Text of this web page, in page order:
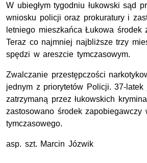
W ubiegłym tygodniu łukowski sąd
wniosku policji oraz prokuratury i
letniego mieszkańca Łukowa środek
Teraz co najmniej najbliższe trzy
spędzi w areszcie tymczasowym.
Zwalczanie przestępczości
jednym z priorytetów Policji. 37-
zatrzymaną przez łukowskich
zastosowano środek zapobiegawczy
tymczasowego.
asp. szt. Marcin Józwik